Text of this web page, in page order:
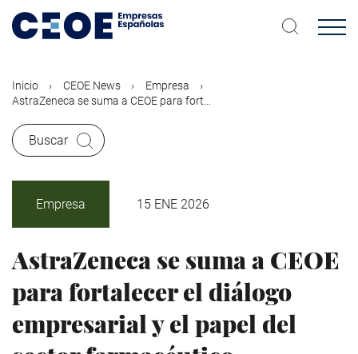
contenido
Inicio CEOE News
Empresa
AstraZeneca se suma a CEOE para fort...
Buscar
Empresa 15 ENE 2026
AstraZeneca se suma a CEOE
para fortalecer el diálogo
empresarial y el papel del